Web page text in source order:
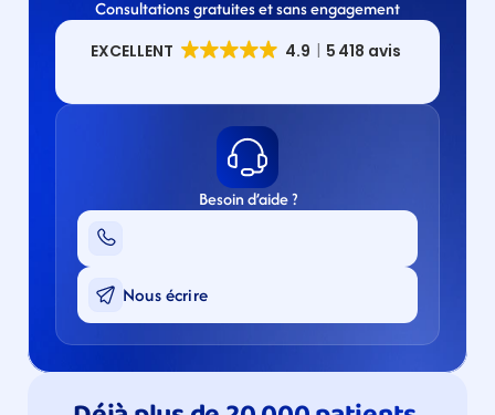
Consultations gratuites et sans engagement
Besoin d’aide ?
Nous écrire